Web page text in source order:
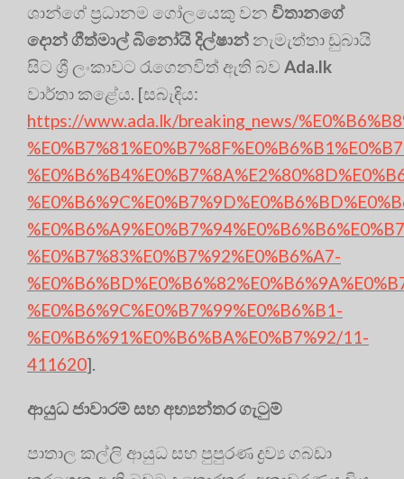
ශාන්ගේ ප්‍රධානම ගෝලයෙකු වන විතානගේ
දොන් ගීත්මාල් බිනෝයි දිල්ෂාන්නැමැත්තා ඩුබායි
සිට ශ්‍රී ලංකාවට රැගෙනවිත් ඇති බව Ada.lk
වාර්තා කළේය. [සබැඳිය:
https://www.ada.lk/breaking_news/
%E0%B7%83%E0%B7%92%E0%B6%A7-
%E0%B6%9C%E0%B7%99%E0%B6%B1-
%E0%B6%91%E0%B6%BA%E0%B7%92/11-
411620].
ආයුධ ජාවාරම් සහ අභ්‍යන්තර ගැටුම්
පාතාල කල්ලි ආයුධ සහ පුපුරණ ද්‍රව්‍ය ගබඩා